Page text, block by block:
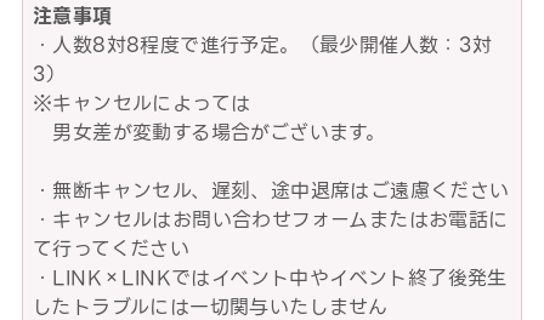
注意事項
・人数8対8程度で進行予定。（最少開催人数：3対
3）
※キャンセルによっては
男女差が変動する場合がございます。
・無断キャンセル、遅刻、途中退席はご遠慮ください
・キャンセルはお問い合わせフォームまたはお電話に
て行ってください
・LINK×LINKではイベント中やイベント終了後発生
したトラブルには一切関与いたしません